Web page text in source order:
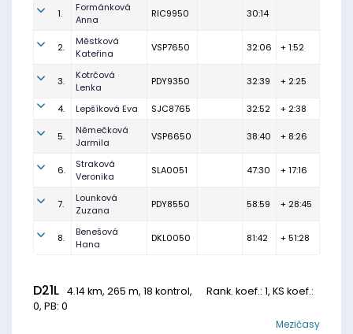
1.
Formánková
Anna
RIC9950 30:14
2.
Městková
Kateřina
VSP7650 32:06 + 1:52
3.
Kotrčová
Lenka
PDY9350 32:39 + 2:25
4. Lepšíková Eva SJC8765 32:52 + 2:38
5.
Němečková
Jarmila
VSP6650 38:40 + 8:26
6.
Straková
Veronika
SLA0051 47:30 + 17:16
7.
Lounková
Zuzana
PDY8550 58:59 + 28:45
8.
Benešová
Hana
DKL0050 81:42 + 51:28
D21L 4.14 km, 265 m, 18 kontrol, Rank. koef.: 1, KS koef.:
0, PB: 0
Mezičasy